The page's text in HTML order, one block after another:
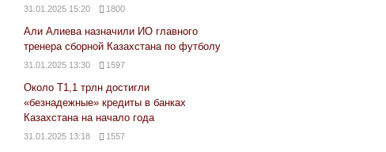
31.01.2025 15:20 1800
Али Алиева назначили ИО главного
тренера сборной Казахстана по футболу
31.01.2025 13:30 1597
Около Т1,1 трлн достигли
«безнадежные» кредиты в банках
Казахстана на начало года
31.01.2025 13:18 1557